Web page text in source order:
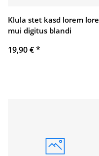
Klula stet kasd lorem lore
mui digitus blandi
19,90 €*